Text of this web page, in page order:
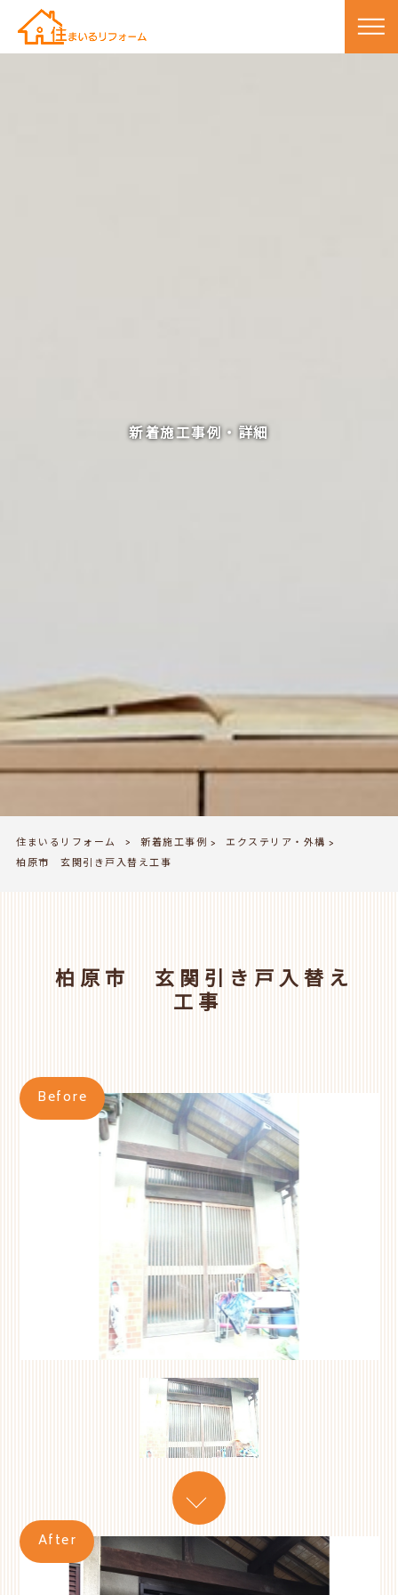
新着施工事例・詳細
住まいるリフォーム > 新着施工事例 > エクステリア・外構 >
柏原市 玄関引き戸入替え工事
柏原市 玄関引き戸入替え
工事
Before
After